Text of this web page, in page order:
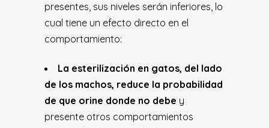
presentes, sus niveles serán inferiores, lo
cual tiene un efecto directo en el
comportamiento:
La esterilización en gatos, del lado
de los machos, reduce la probabilidad
de que orine donde no debe y
presente otros comportamientos